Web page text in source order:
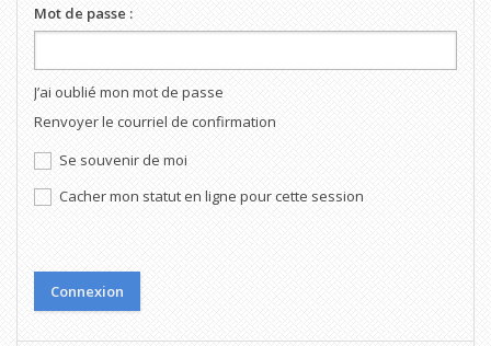
Mot de passe :
J’ai oublié mon mot de passe
Renvoyer le courriel de confirmation
Se souvenir de moi
Cacher mon statut en ligne pour cette session